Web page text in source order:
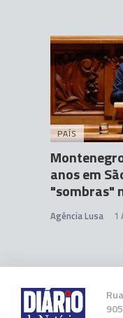
PAÍS
anos em
"sombras"
Agência Lusa 1